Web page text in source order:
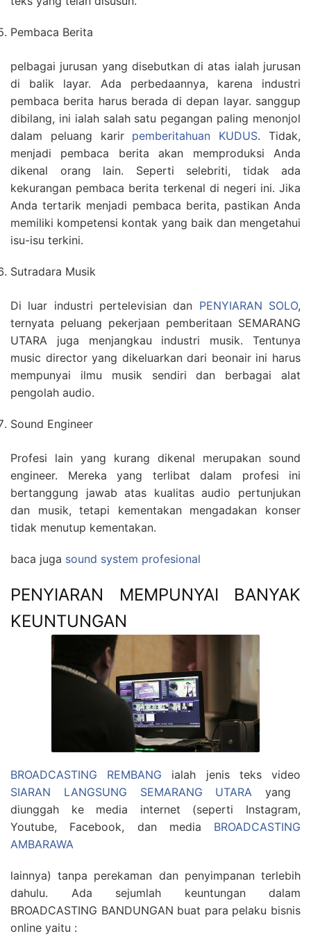
Pembaca Berita
pelbagai jurusan yang disebutkan di atas ialah jurusan
di balik layar. Ada perbedaannya, karena industri
pembaca berita harus berada di depan layar. sanggup
dibilang, ini ialah salah satu pegangan paling menonjol
dalam peluang karir pemberitahuan KUDUS. Tidak,
menjadi pembaca berita akan memproduksi Anda
dikenal orang lain. Seperti selebriti, tidak ada
kekurangan pembaca berita terkenal di negeri ini. Jika
Anda tertarik menjadi pembaca berita, pastikan Anda
memiliki kompetensi kontak yang baik dan mengetahui
isu-isu terkini.
Sutradara Musik
Di luar industri pertelevisian dan PENYIARAN SOLO,
ternyata peluang pekerjaan pemberitaan SEMARANG
UTARA juga menjangkau industri musik. Tentunya
music director yang dikeluarkan dari beonair ini harus
mempunyai ilmu musik sendiri dan berbagai alat
pengolah audio.
Sound Engineer
Profesi lain yang kurang dikenal merupakan sound
engineer. Mereka yang terlibat dalam profesi ini
bertanggung jawab atas kualitas audio pertunjukan
dan musik, tetapi kementakan mengadakan konser
tidak menutup kementakan.
baca juga sound system profesional
PENYIARAN MEMPUNYAI BANYAK
KEUNTUNGAN
BROADCASTING REMBANG ialah jenis teks video
SIARAN LANGSUNG SEMARANG UTARA yang
diunggah ke media internet (seperti Instagram,
Youtube, Facebook, dan media BROADCASTING
AMBARAWA
lainnya) tanpa perekaman dan penyimpanan terlebih
dahulu. Ada sejumlah keuntungan dalam
BROADCASTING BANDUNGAN buat para pelaku bisnis
online yaitu :